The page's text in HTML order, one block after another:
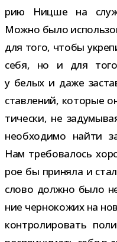
рию Ницше на
Можно было
для того, чтобы
себя, но и для
у белых и даже
став­ле­ний, кото­рые
ти­че­ски, не
необ­хо­димо найти
Нам тре­бо­ва­лось
рое бы при­няла и
слово должно было
ние чер­но­ко­жих на
кон­тро­ли­ро­вать